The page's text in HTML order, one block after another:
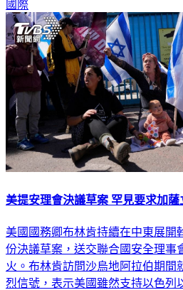
國際
美提安理會決議草案 罕見要求加薩
美國國務卿布林肯持續在中東展開
份決議草案，送交聯合國安全理事
火。布林肯訪問沙烏地阿拉伯期間
烈信號，表示美國雖然支持以色列